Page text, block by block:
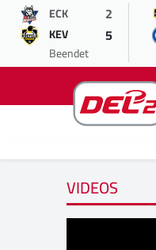
ECK 2
KEV 5
Beendet
VIDEOS